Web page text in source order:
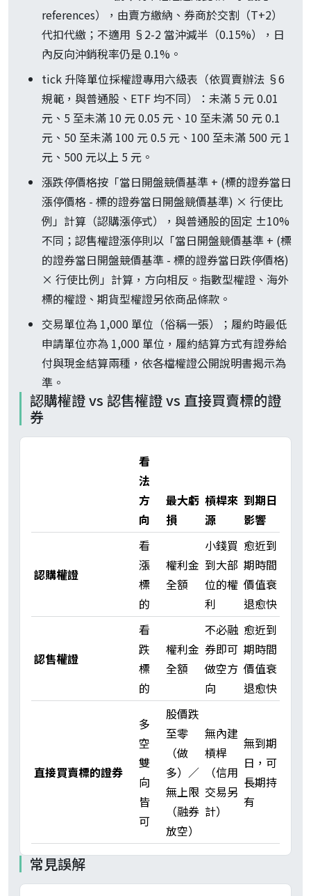
references），由賣方繳納、券商於交割（T+2）
代扣代繳；不適用 §2-2 當沖減半（0.15%），日
內反向沖銷稅率仍是 0.1%。
tick 升降單位採權證專用六級表（依買賣辦法 §6
規範，與普通股、ETF 均不同）：未滿 5 元 0.01
元、5 至未滿 10 元 0.05 元、10 至未滿 50 元 0.1
元、50 至未滿 100 元 0.5 元、100 至未滿 500 元 1
元、500 元以上 5 元。
漲跌停價格按「當日開盤競價基準 + (標的證券當日
漲停價格 - 標的證券當日開盤競價基準) × 行使比
例」計算（認購漲停式），與普通股的固定 ±10%
不同；認售權證漲停則以「當日開盤競價基準 + (標
的證券當日開盤競價基準 - 標的證券當日跌停價格)
× 行使比例」計算，方向相反。指數型權證、海外
標的權證、期貨型權證另依商品條款。
交易單位為 1,000 單位（俗稱一張）；履約時最低
申請單位亦為 1,000 單位，履約結算方式有證券給
付與現金結算兩種，依各檔權證公開說明書揭示為
準。
認購權證 vs 認售權證 vs 直接買賣標的證
券
看
法
方
向
最大虧
損
槓桿來
源
到期日
影響
認購權證
看
漲
標
的
權利金
全額
小錢買
到大部
位的權
利
愈近到
期時間
價值衰
退愈快
認售權證
看
跌
標
的
權利金
全額
不必融
券即可
做空方
向
愈近到
期時間
價值衰
退愈快
直接買賣標的證券
多
空
雙
向
皆
可
股價跌
至零
（做
多）／
無上限
（融券
放空）
無內建
槓桿
（信用
交易另
計）
無到期
日，可
長期持
有
常見誤解